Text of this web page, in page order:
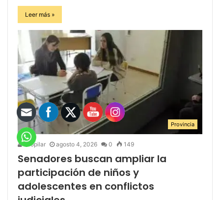
Leer más »
Provincia
infopilar agosto 4, 2026 0 149
Senadores buscan ampliar la
participación de niños y
adolescentes en conflictos